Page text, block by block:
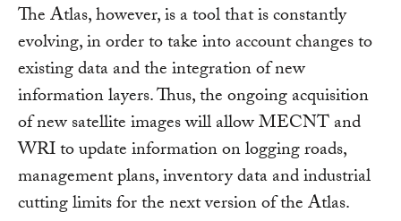
The Atlas, however, is a tool that is constantly
evolving, in order to take into account changes to
existing data and the integration of new
information layers. Thus, the ongoing acquisition
of new satellite images will allow MECNT and
WRI to update information on logging roads,
management plans, inventory data and industrial
cutting limits for the next version of the Atlas.